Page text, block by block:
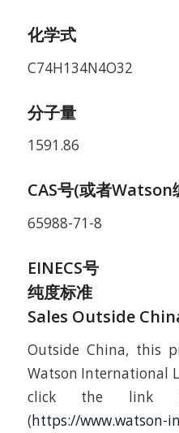
化学式
C74H134N4O32
分子量
1591.86
CAS号(或者Watson
65988-71-8
EINECS号
纯度标准
Sales Outside
Outside China, this
Watson International
click the link
(https://www.watson-